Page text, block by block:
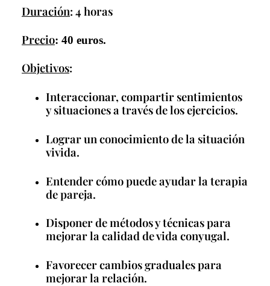
Duración: 4 horas
Precio: 40 euros.
Objetivos:
Interaccionar, compartir sentimientos
y situaciones a través de los ejercicios.
Lograr un conocimiento de la situación
vivida.
Entender cómo puede ayudar la terapia
de pareja.
Disponer de métodos y técnicas para
mejorar la calidad de vida conyugal.
Favorecer cambios graduales para
mejorar la relación.